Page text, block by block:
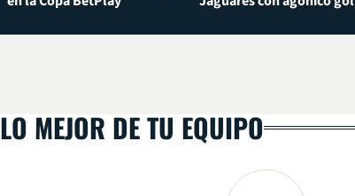
LO MEJOR DE TU EQUIPO